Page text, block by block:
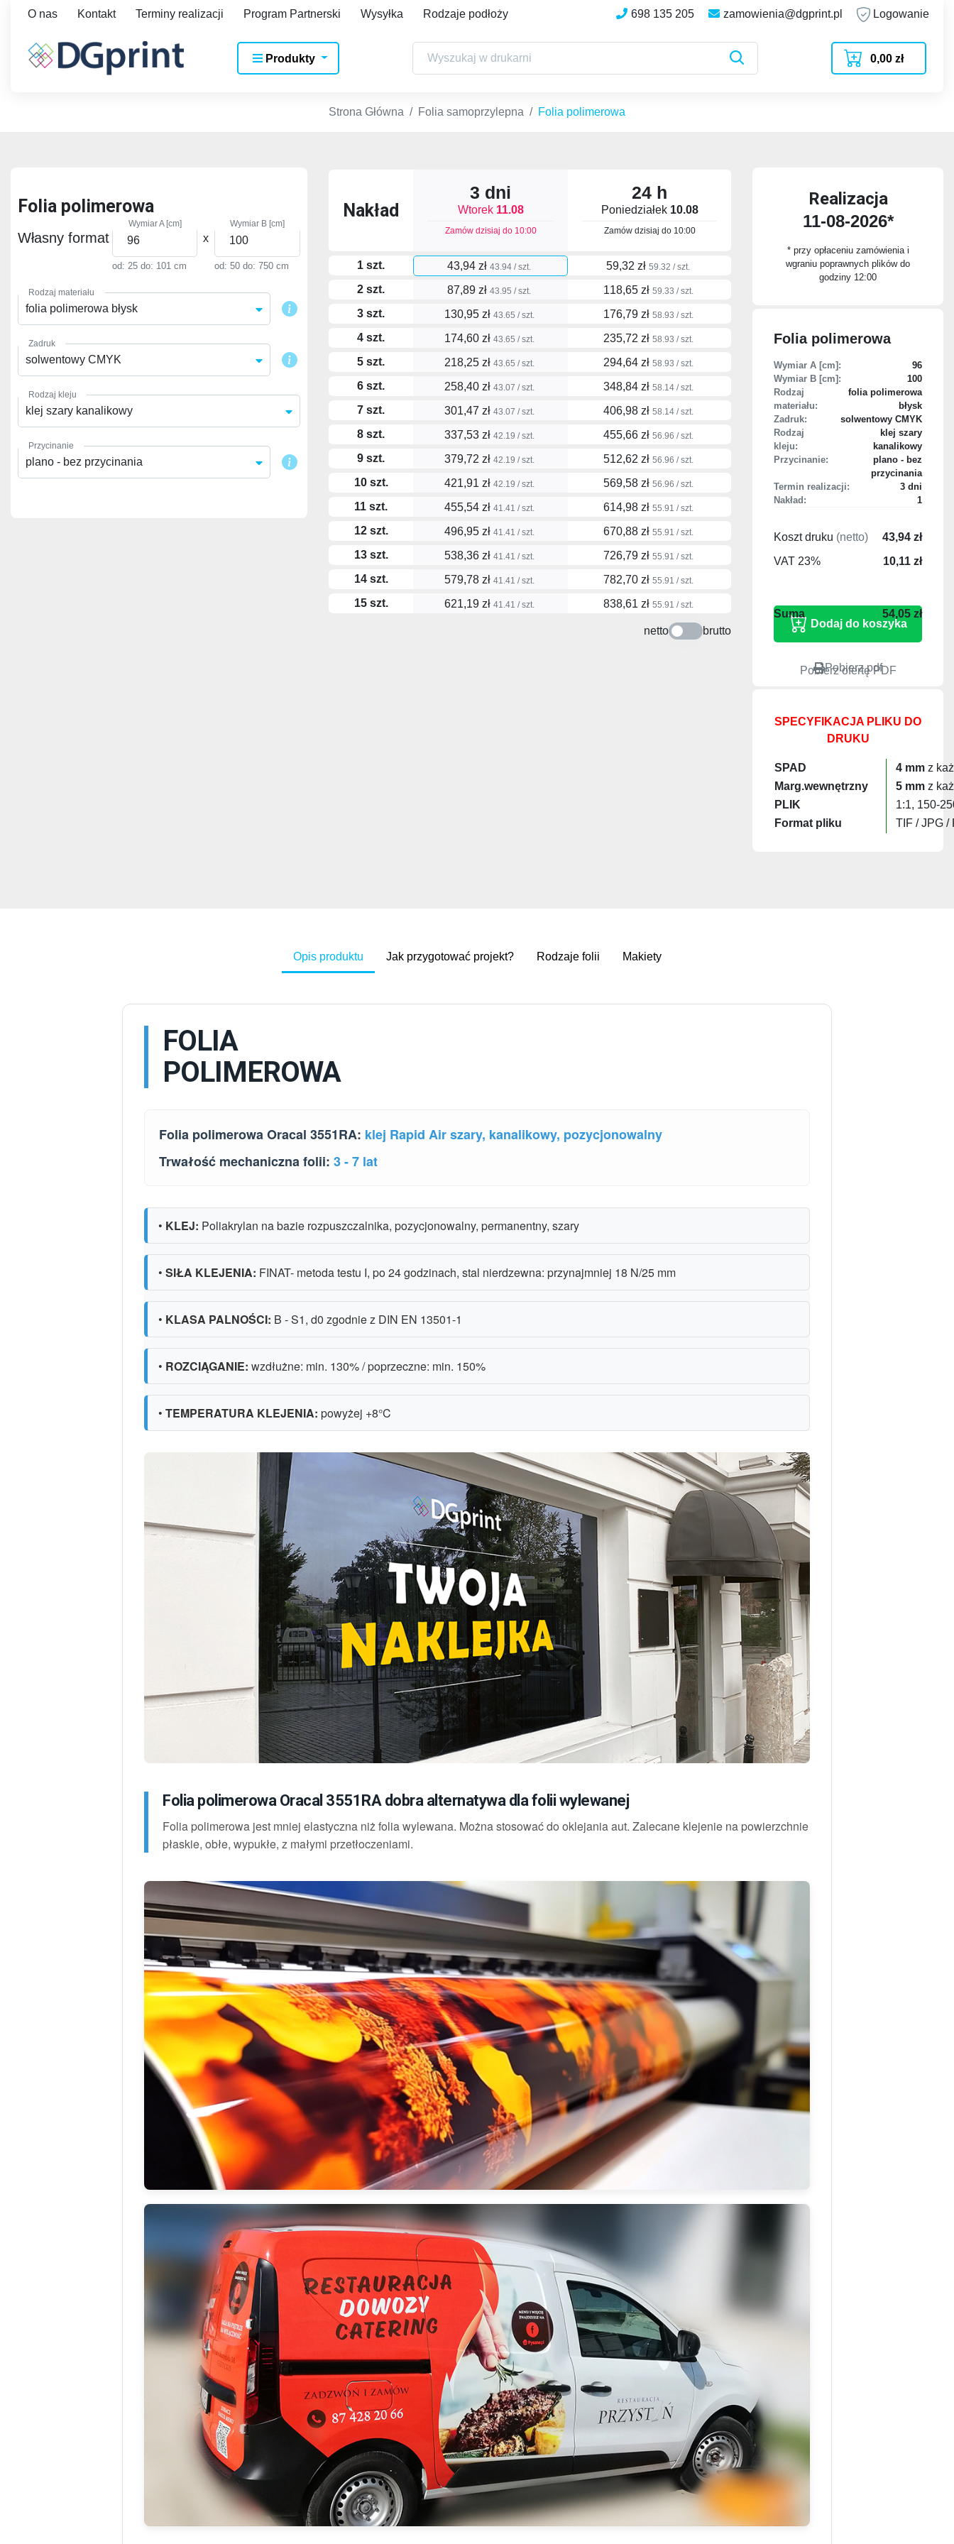
O nas Kontakt Terminy realizacji Program Partnerski Wysyłka Rodzaje podłoży 698 135 205 zamowienia@dgprint.pl Logowanie
Produkty 0,00 zł
Strona Główna Folia samoprzylepna Folia polimerowa
Folia polimerowa
Własny format
Wymiar A [cm]
od: 25 do: 101 cm
x
Wymiar B [cm]
od: 50do: 750 cm
Rodzaj materiału
folia polimerowa błysk
Zadruk
solwentowy CMYK
Rodzaj kleju
klej szary kanalikowy
Przycinanie
plano - bez przycinania
Nakład
3 dni
Wtorek 11.08
Zamów dzisiaj do 10:00
24 h
Poniedziałek 10.08
Zamów dzisiaj do 10:00
1 szt. 43,94 zł 43.94 / szt. 59,32 zł 59.32 / szt.
2 szt. 87,89 zł 43.95 / szt. 118,65 zł 59.33 / szt.
3 szt. 130,95 zł 43.65 / szt. 176,79 zł 58.93 / szt.
4 szt. 174,60 zł 43.65 / szt. 235,72 zł 58.93 / szt.
5 szt. 218,25 zł 43.65 / szt. 294,64 zł 58.93 / szt.
6 szt. 258,40 zł 43.07 / szt. 348,84 zł 58.14 / szt.
7 szt. 301,47 zł 43.07 / szt. 406,98 zł 58.14 / szt.
8 szt. 337,53 zł 42.19 / szt. 455,66 zł 56.96 / szt.
9 szt. 379,72 zł 42.19 / szt. 512,62 zł 56.96 / szt.
10 szt. 421,91 zł 42.19 / szt. 569,58 zł 56.96 / szt.
11 szt. 455,54 zł 41.41 / szt. 614,98 zł 55.91 / szt.
12 szt. 496,95 zł 41.41 / szt. 670,88 zł 55.91 / szt.
13 szt. 538,36 zł 41.41 / szt. 726,79 zł 55.91 / szt.
14 szt. 579,78 zł 41.41 / szt. 782,70 zł 55.91 / szt.
15 szt. 621,19 zł 41.41 / szt. 838,61 zł 55.91 / szt.
netto brutto
Realizacja
11-08-2026*
* przy opłaceniu zamówienia i
wgraniu poprawnych plików do
godziny 12:00
Folia polimerowa
Wymiar A [cm]:
96
Wymiar B [cm]:
100
Rodzaj
materiału:
folia polimerowa
błysk
Zadruk:
solwentowy CMYK
Rodzaj
kleju:
klej szary
kanalikowy
Przycinanie:
plano - bez
przycinania
Termin realizacji:
3 dni
Nakład:
1
Koszt druku (netto)
43,94 zł
VAT 23%
10,11 zł
54,05 zł
Pobierz pdf
Pobierz ofertę PDF
SPECYFIKACJA PLIKU DO
DRUKU
SPAD 4 mm z
Marg.wewnętrzny
5 mm z
PLIK
1:1, 150-
Format pliku
TIF / JPG /
Opis produktu Jak przygotować projekt? Rodzaje folii Makiety
FOLIA
POLIMEROWA
Folia polimerowa Oracal 3551RA: klej Rapid Air szary, kanalikowy, pozycjonowalny
Trwałość mechaniczna folii: 3 - 7 lat
• KLEJ: Poliakrylan na bazie rozpuszczalnika, pozycjonowalny, permanentny, szary
• SIŁA KLEJENIA: FINAT- metoda testu I, po 24 godzinach, stal nierdzewna: przynajmniej 18 N/25 mm
• KLASA PALNOŚCI: B - S1, d0 zgodnie z DIN EN 13501-1
• ROZCIĄGANIE: wzdłużne: min. 130% / poprzeczne: min. 150%
• TEMPERATURA KLEJENIA: powyżej +8°C
Folia polimerowa Oracal 3551RA dobra alternatywa dla folii wylewanej
Folia polimerowa jest mniej elastyczna niż folia wylewana. Można stosować do oklejania aut. Zalecane klejenie na powierzchnie
płaskie, obłe, wypukłe, z małymi przetłoczeniami.